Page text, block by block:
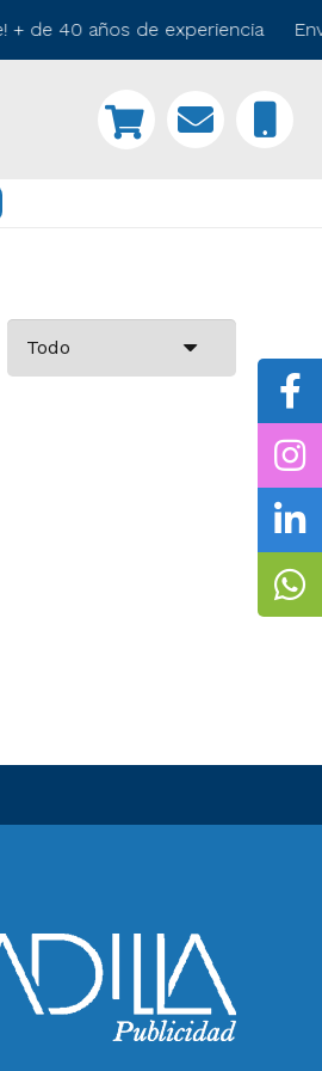
+ de 40 años de experiencia